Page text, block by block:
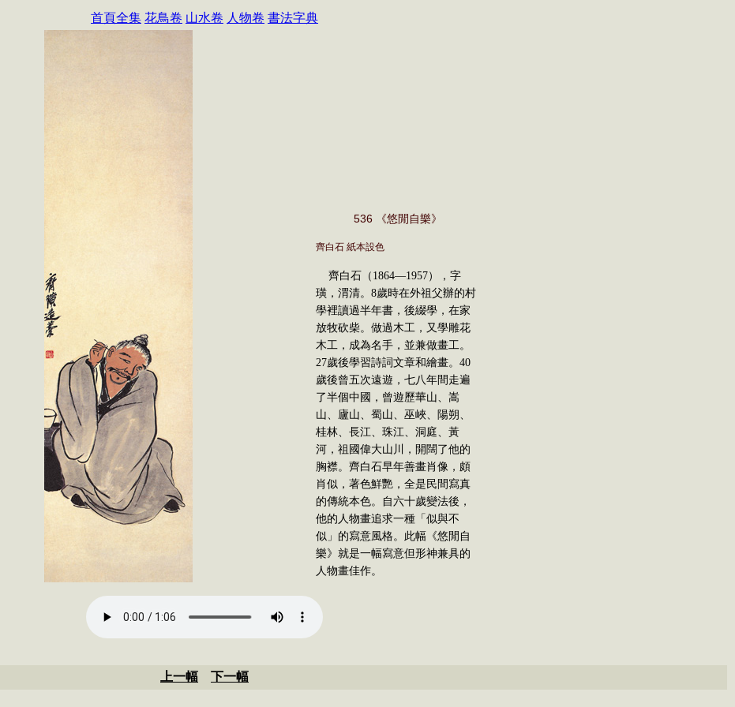
首頁全集 花鳥卷 山水卷 人物卷 書法字典
536 《悠閒自樂》
齊白石 紙本設色
齊白石（1864—1957），字
璜，渭清。8歲時在外祖父辦的村
學裡讀過半年書，後綴學，在家
放牧砍柴。做過木工，又學雕花
木工，成為名手，並兼做畫工。
27歲後學習詩詞文章和繪畫。40
歲後曾五次遠遊，七八年間走遍
了半個中國，曾遊歷華山、嵩
山、廬山、蜀山、巫峽、陽朔、
桂林、長江、珠江、洞庭、黃
河，祖國偉大山川，開闊了他的
胸襟。齊白石早年善畫肖像，頗
肖似，著色鮮艷，全是民間寫真
的傳統本色。自六十歲變法後，
他的人物畫追求一種「似與不
似」的寫意風格。此幅《悠閒自
樂》就是一幅寫意但形神兼具的
人物畫佳作。
上一幅 下一幅